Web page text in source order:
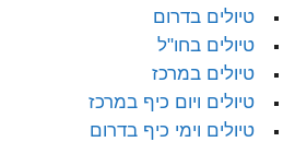
טיולים בדרום
טיולים בחו"ל
טיולים במרכז
טיולים ויום כיף במרכז
טיולים וימי כיף בדרום